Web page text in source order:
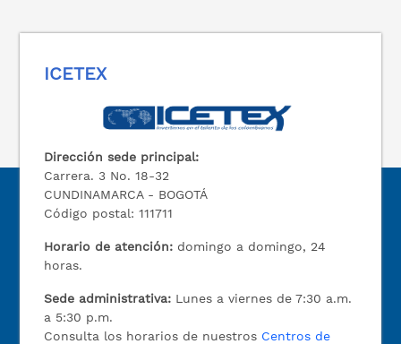
ICETEX
Dirección sede principal:
Carrera. 3 No. 18-32
CUNDINAMARCA - BOGOTÁ
Código postal: 111711
Horario de atención: domingo a domingo, 24
horas.
Sede administrativa: Lunes a viernes de 7:30 a.m.
a 5:30 p.m.
Consulta los horarios de nuestros Centros de